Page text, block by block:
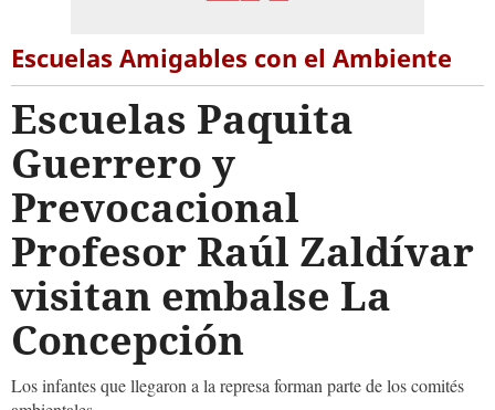
Escuelas Amigables con el Ambiente
Escuelas Paquita
Guerrero y
Prevocacional
Profesor Raúl Zaldívar
visitan embalse La
Concepción
Los infantes que llegaron a la represa forman parte de los comités